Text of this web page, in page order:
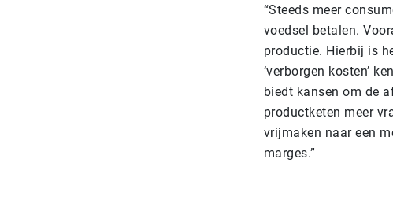
“Steeds meer
voedsel betalen.
productie. Hierbij is
‘verborgen kosten’
biedt kansen om de
productketen meer
vrijmaken naar een
marges.”